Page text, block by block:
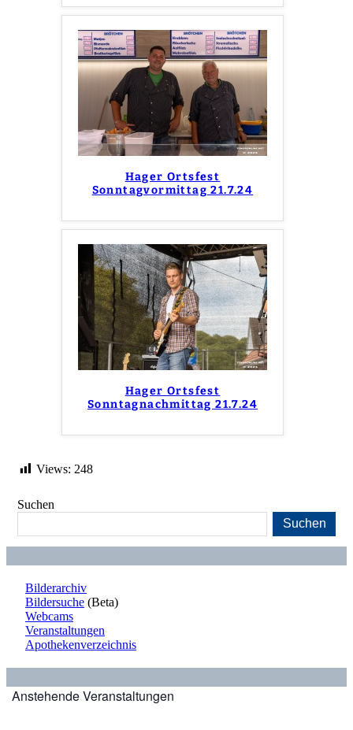
Hager Ortsfest
Sonntagvormittag 21.7.24
Hager Ortsfest
Sonntagnachmittag 21.7.24
Views: 248
Suchen
Suchen
Bilderarchiv
Bildersuche (Beta)
Webcams
Veranstaltungen
Apothekenverzeichnis
Anstehende Veranstaltungen